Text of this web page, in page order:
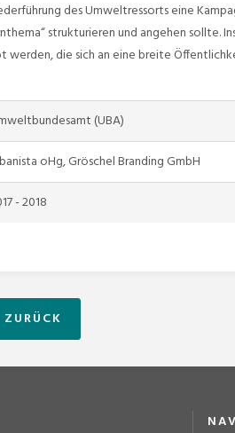
des Umweltressorts eine
strukturieren und angehen sollte.
die sich an eine breite
(UBA)
oHg, Gröschel Branding GmbH
- 2018
ZURÜCK